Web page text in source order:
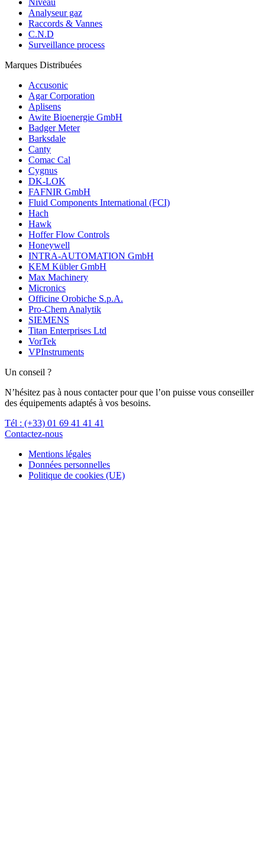
Niveau
Analyseur gaz
Raccords & Vannes
C.N.D
Surveillance process
Marques Distribuées
Accusonic
Agar Corporation
Aplisens
Awite Bioenergie GmbH
Badger Meter
Barksdale
Canty
Comac Cal
Cygnus
DK-LOK
FAFNIR GmbH
Fluid Components International (FCI)
Hach
Hawk
Hoffer Flow Controls
Honeywell
INTRA-AUTOMATION GmbH
KEM Kübler GmbH
Max Machinery
Micronics
Officine Orobiche S.p.A.
Pro-Chem Analytik
SIEMENS
Titan Enterprises Ltd
VorTek
VPInstruments
Un conseil ?
N’hésitez pas à nous contacter pour que l’on puisse vous conseiller
des équipements adaptés à vos besoins.
Tél : (+33) 01 69 41 41 41
Contactez-nous
Mentions légales
Données personnelles
Politique de cookies (UE)